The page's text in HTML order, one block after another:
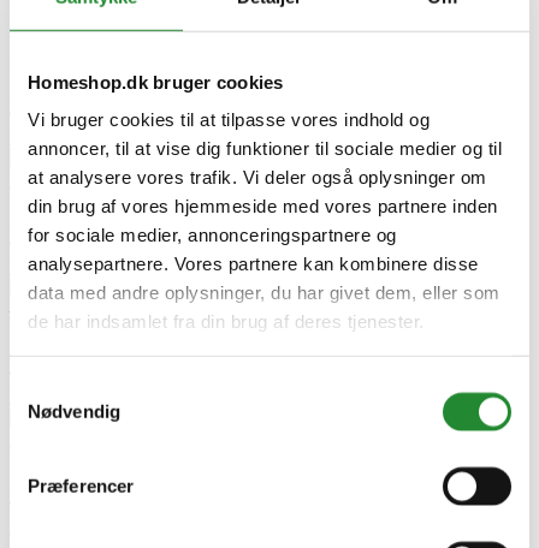
Homeshop.dk bruger cookies
Vi bruger cookies til at tilpasse vores indhold og
annoncer, til at vise dig funktioner til sociale medier og til
at analysere vores trafik. Vi deler også oplysninger om
din brug af vores hjemmeside med vores partnere inden
for sociale medier, annonceringspartnere og
analysepartnere. Vores partnere kan kombinere disse
data med andre oplysninger, du har givet dem, eller som
de har indsamlet fra din brug af deres tjenester.
Nødvendig
Præferencer
Sådan bruger du rotisserie på din grill – Få perfekte resultater hver
Udgivet i:Grill ,Guide
2025-03-12
425 visninger
0 Kunne lide
Læs mere
Mestre røgning: Perfekt
BBQ hver gang!
Udgivet i:Grill,Guide
2025-03-13
410 visninger
0 Kunne lide
Læs mere
Direkte Grilning
– Guide til Perfekte Resultater
Udgivet i:Grill, Opskrifter
2025-04-03
Hvad gør
2025-04-25